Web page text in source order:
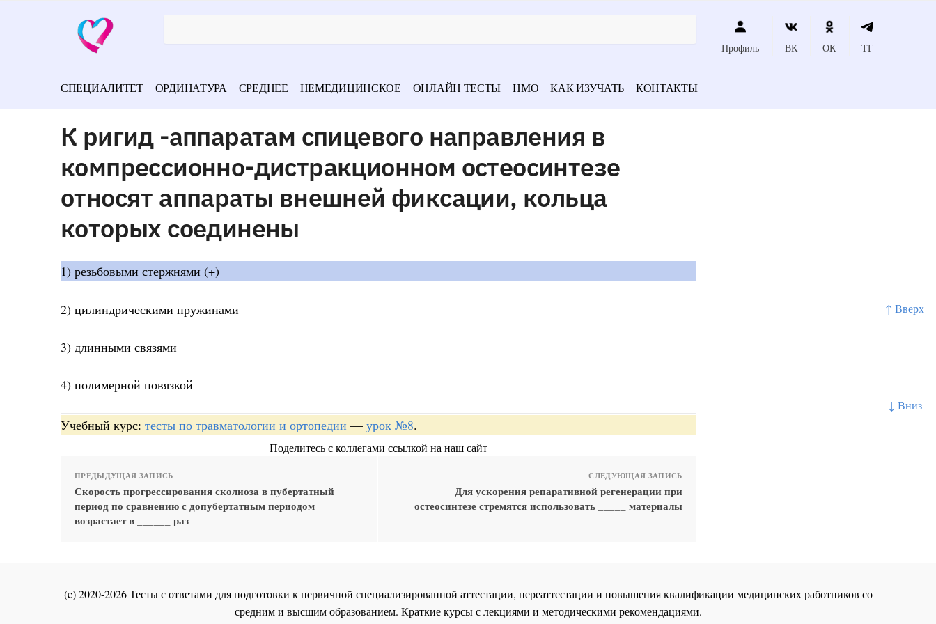
↑ Вверх
↓ Вниз
Профиль ВК ОК ТГ
СПЕЦИАЛИТЕТ ОРДИНАТУРА СРЕДНЕЕ НЕМЕДИЦИНСКОЕ ОНЛАЙН ТЕСТЫ НМО КАК ИЗУЧАТЬ КОНТАКТЫ
К ригид -аппаратам спицевого направления в
компрессионно-дистракционном остеосинтезе
относят аппараты внешней фиксации, кольца
которых соединены
1) резьбовыми стержнями (+)
2) цилиндрическими пружинами
3) длинными связями
4) полимерной повязкой
Учебный курс: тесты по травматологии и ортопедии — урок №8.
Поделитесь с коллегами ссылкой на наш сайт
ПРЕДЫДУЩАЯ ЗАПИСЬ
Скорость прогрессирования сколиоза в пубертатный
период по сравнению с допубертатным периодом
возрастает в ______ раз
СЛЕДУЮЩАЯ ЗАПИСЬ
Для ускорения репаративной регенерации при
остеосинтезе стремятся использовать _____ материалы
(c) 2020-2026 Тесты с ответами для подготовки к первичной специализированной аттестации, переаттестации и повышения квалификации медицинских работников со
средним и высшим образованием. Краткие курсы с лекциями и методическими рекомендациями.